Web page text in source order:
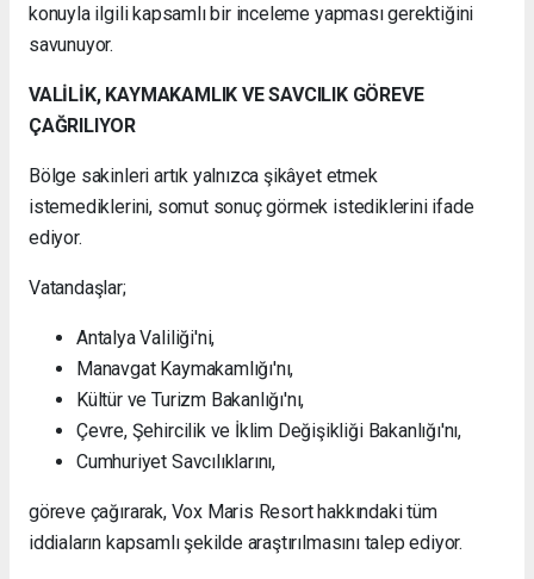
konuyla ilgili kapsamlı bir inceleme yapması gerektiğini
savunuyor.
VALİLİK, KAYMAKAMLIK VE SAVCILIK GÖREVE
ÇAĞRILIYOR
Bölge sakinleri artık yalnızca şikâyet etmek
istemediklerini, somut sonuç görmek istediklerini ifade
ediyor.
Vatandaşlar;
Antalya Valiliği'ni,
Manavgat Kaymakamlığı'nı,
Kültür ve Turizm Bakanlığı'nı,
Çevre, Şehircilik ve İklim Değişikliği Bakanlığı'nı,
Cumhuriyet Savcılıklarını,
göreve çağırarak, Vox Maris Resort hakkındaki tüm
iddiaların kapsamlı şekilde araştırılmasını talep ediyor.